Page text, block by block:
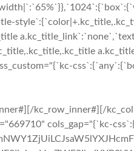
inherit 12px inherit`}},`any`:{`title`:{`color|.content-title`:`#6b6b6b`,`font-family|.content-title`:`Lato`,`font-size|.content-title`:`16px`,`font-weight|.content-title`:`400`,`line-height|.content-title`:`24px`,`text-transform|.content-title`:`capitalize`,`margin|.content-title`:`inherit inherit 6px inherit`},`desc`:{`color|.content-desc`:`#333333`,`font-family|.content-desc`:`Montserrat`,`font-size|.content-desc`:`16px`,`font-weight|.content-desc`:`700`,`line-height|.content-desc`:`24px`,`text-transform|.content-desc`:`none`},`icon`:{`color|.content-icon i`:`#f02d2b`,`font-size|.content-icon i`:`23px`,`line-height|.content-icon i`:`29px`}}}}" animate="||"][/kc_column][kc_column width="25%" _id="652741" _css_inspector_marginer="{`kc-css`:{`479`:{`box`:{`margin|`:`inherit inherit inherit 0%`,`width|`:`100%`}},`767`:{`box`:{`margin|`:`inherit inherit inherit 0%`,`width|`:`50%`}},`999`:{`box`:{`margin|`:`inherit inherit inherit 0%`,`width|`:`50%`}},`1024`:{`box`:{`margin|`:`inherit inherit inherit 0%`,`width|`:`25%`}}}}" css_custom="{`kc-css`:{}}"][kc_feature_box layout="3" title="Get More Information" desc="d3d3LnZhc3R0aGVtZXMuY29t" icon="sl-globe" _id="609086" css_custom="{`kc-css`:{`999`:{`boxes`:{`padding|`:`inherit inherit 24px inherit`}},`1024`:{`boxes`:{`margin|`:`inherit inherit 12px inherit`}},`any`:{`title`:{`color|.content-title`:`#6b6b6b`,`font-family|.content-title`:`Lato`,`font-size|.content-title`:`16px`,`font-weight|.content-title`:`400`,`line-height|.content-title`:`24px`,`text-transform|.content-title`:`capitalize`,`margin|.content-title`:`inherit inherit 6px inherit`},`desc`:{`color|.content-desc`:`#333333`,`font-family|.content-desc`:`Montserrat`,`font-size|.content-desc`:`16px`,`font-weight|.content-desc`:`700`,`line-height|.content-desc`:`24px`,`text-transform|.content-desc`:`none`},`icon`:{`color|.content-icon i`:`#f02d2b`,`font-size|.content-icon i`:`23px`,`line-height|.content-icon i`:`29px`}}}}" animate="||"][/kc_column][kc_column width="25%" _id="670978" _css_inspector_marginer="{`kc-css`:{`479`:{`box`:{`margin|`:`inherit inherit inherit 0%`,`width|`:`100%`}},`767`:{`box`:{`margin|`:`inherit inherit inherit 0%`,`width|`:`50%`}},`999`:{`box`:{`margin|`:`inherit inherit inherit